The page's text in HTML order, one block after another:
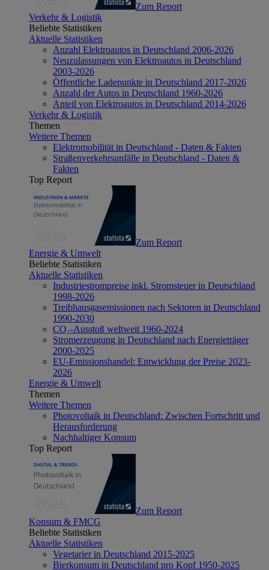
Zum Report
Verkehr & Logistik
Beliebte Statistiken
Aktuelle Statistiken
Anzahl Elektroautos in Deutschland 2006-2026
Neuzulassungen von Elektroautos in Deutschland
2003-2026
Öffentliche Ladepunkte in Deutschland 2017-2026
Anzahl der Autos in Deutschland 1960-2026
Anteil von Elektroautos in Deutschland 2014-2026
Verkehr & Logistik
Themen
Weitere Themen
Elektromobilität in Deutschland - Daten & Fakten
Straßenverkehrsunfälle in Deutschland - Daten &
Fakten
Top Report
Zum Report
Energie & Umwelt
Beliebte Statistiken
Aktuelle Statistiken
Industriestrompreise inkl. Stromsteuer in Deutschland
1998-2026
Treibhausgasemissionen nach Sektoren in Deutschland
1990-2030
CO₂-Ausstoß weltweit 1960-2024
Stromerzeugung in Deutschland nach Energieträger
2000-2025
EU-Emissionshandel: Entwicklung der Preise 2023-
2026
Energie & Umwelt
Themen
Weitere Themen
Photovoltaik in Deutschland: Zwischen Fortschritt und
Herausforderung
Nachhaltiger Konsum
Top Report
Zum Report
Konsum & FMCG
Beliebte Statistiken
Aktuelle Statistiken
Vegetarier in Deutschland 2015-2025
Bierkonsum in Deutschland pro Kopf 1950-2025